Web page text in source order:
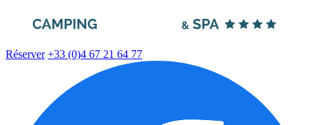
Réserver +33 (0)4 67 21 64 77